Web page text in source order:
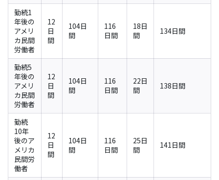
勤続1
年後の
アメリ
カ民間
労働者
12
日
間
104日
間
116
日間
18日
間
134日間
勤続5
年後の
アメリ
カ民間
労働者
12
日
間
104日
間
116
日間
22日
間
138日間
勤続
10年
後のア
メリカ
民間労
働者
12
日
間
104日
間
116
日間
25日
間
141日間